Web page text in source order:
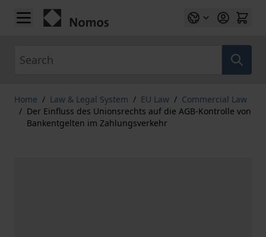
Skip to Content
Home / Law & Legal System / EU Law / Commercial Law
/ Der Einfluss des Unionsrechts auf die AGB-Kontrolle von
Bankentgelten im Zahlungsverkehr